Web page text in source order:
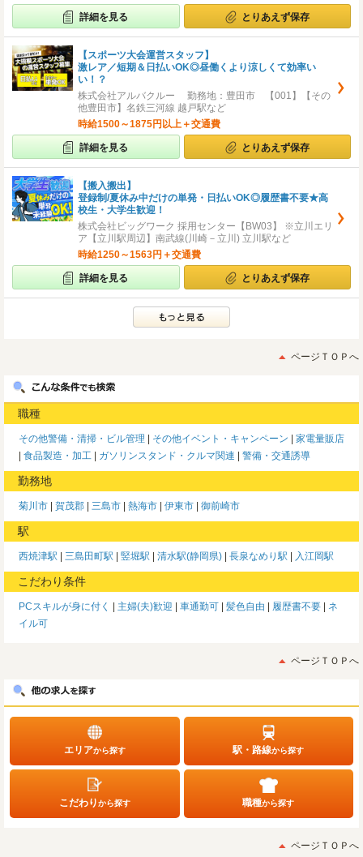
詳細を見る とりあえず保存
【スポーツ大会運営スタッフ】
激レア／短期＆日払いOK◎昼働くより涼しくて効率い
い！？
株式会社アルバクルー 勤務地：豊田市 【001】【その
他豊田市】名鉄三河線 越戸駅など
時給1500～1875円以上＋交通費
詳細を見る とりあえず保存
【搬入搬出】
登録制/夏休み中だけの単発・日払いOK◎履歴書不要★高
校生・大学生歓迎！
株式会社ビッグワーク 採用センター【BW03】 ※立川エリ
ア【立川駅周辺】南武線(川崎－立川) 立川駅など
時給1250～1563円＋交通費
詳細を見る とりあえず保存
ページＴＯＰへ
職種
その他警備・清掃・ビル管理 その他イベント・キャンペーン
家電量販店
食品製造・加工
ガソリンスタンド・クルマ関連 警備・交通誘導
勤務地
菊川市 賀茂郡 三島市 熱海市 伊東市 御前崎市
駅
西焼津駅 三島田町駅 竪堀駅 清水駅(静岡県) 長泉なめり駅 入江岡駅
こだわり条件
PCスキルが身に付く 主婦(夫)歓迎 車通勤可 髪色自由 履歴書不要
ネ
イル可
ページＴＯＰへ
エリアから探す 駅・路線から探す
こだわりから探す 職種から探す
ページＴＯＰへ